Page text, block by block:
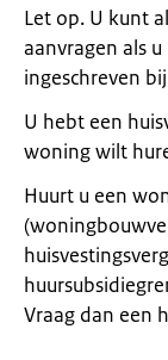
Let op. U kunt
aanvragen als
ingeschreven
U hebt een
woning wilt
Huurt u een
Vraag dan een